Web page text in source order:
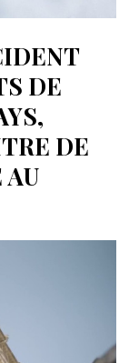
DE
DE